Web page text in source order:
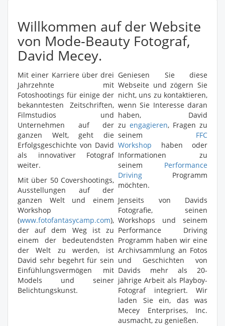
Willkommen auf der Website
von Mode-Beauty Fotograf,
David Mecey.
Mit einer Karriere über drei
Jahrzehnte mit
Fotoshootings für einige der
bekanntesten Zeitschriften,
Filmstudios und
Unternehmen auf der
ganzen Welt, geht die
Erfolgsgeschichte von David
als innovativer Fotograf
weiter.
Mit über 50 Covershootings,
Ausstellungen auf der
ganzen Welt und einem
Workshop
(www.fotofantasycamp.com),
der auf dem Weg ist zu
einem der bedeutendsten
der Welt zu werden, ist
David sehr begehrt für sein
Einfühlungsvermögen mit
Models und seiner
Belichtungskunst.
Geniesen Sie diese
Webseite und zögern Sie
nicht, uns zu kontaktieren,
wenn Sie Interesse daran
haben, David
zu engagieren, Fragen zu
seinem FFC
Workshop haben oder
Informationen zu
seinem Performance
Driving Programm
möchten.
Jenseits von Davids
Fotografie, seinen
Workshops und seinem
Performance Driving
Programm haben wir eine
Archivsammlung an Fotos
und Geschichten von
Davids mehr als 20-
jährige Arbeit als Playboy-
Fotograf integriert. Wir
laden Sie ein, das was
Mecey Enterprises, Inc.
ausmacht, zu genießen.